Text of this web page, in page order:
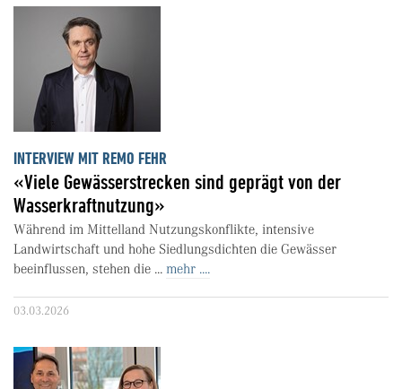
INTERVIEW MIT REMO FEHR
«Viele Gewässerstrecken sind geprägt von der
Wasserkraftnutzung»
Während im Mittelland Nutzungskonflikte, intensive
Landwirtschaft und hohe Siedlungsdichten die Gewässer
beeinflussen, stehen die ... mehr ....
03.03.2026